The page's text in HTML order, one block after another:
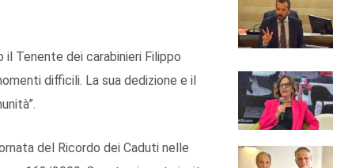
Tenente dei carabinieri Filippo
difficili. La sua dedizione e il
del Ricordo dei Caduti nelle